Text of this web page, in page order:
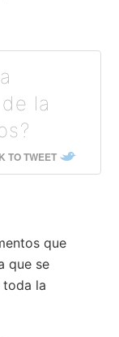
la
TO TWEET
que
que se
toda la